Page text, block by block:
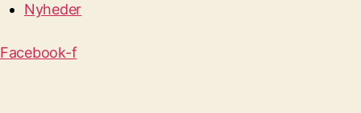
Nyheder
Facebook-f